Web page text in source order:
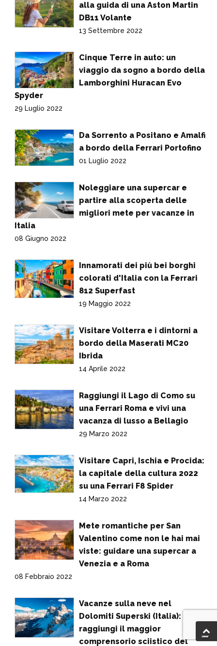
alla guida di una Aston Martin
DB11 Volante
13 Settembre 2022
Cinque Terre in auto: un
viaggio da sogno a bordo della
Lamborghini Huracan Evo
Spyder
29 Luglio 2022
Da Sorrento a Positano e Amalfi
a bordo della Ferrari Portofino
01 Luglio 2022
Noleggiare una supercar e
partire alla scoperta delle
migliori mete per vacanze in
Italia
08 Giugno 2022
Innamorati dei più bei borghi
colorati d'Italia con la Ferrari
812 Superfast
19 Maggio 2022
Visitare Volterra e i dintorni a
bordo della Maserati MC20
Ibrida
14 Aprile 2022
Raggiungi il Lago di Como su
una Ferrari Roma e vivi una
vacanza di lusso a Bellagio
29 Marzo 2022
Visitare Capri, Ischia e Procida:
la capitale della cultura 2022
su una Ferrari F8 Spider
14 Marzo 2022
Mete romantiche per San
Valentino come non le hai mai
viste: guidare una supercar a
Venezia e a Roma
08 Febbraio 2022
Vacanze sulla neve nel
Dolomiti Superski (Italia):
raggiungi il maggior
comprensorio sciistico del